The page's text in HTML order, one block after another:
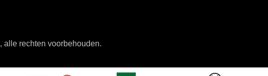
, alle rechten voorbehouden.